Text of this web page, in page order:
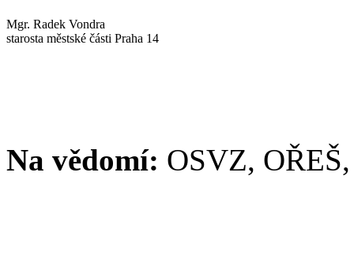
Mgr. Radek Vondra
starosta městské části Praha 14
Na vědomí: OSVZ,